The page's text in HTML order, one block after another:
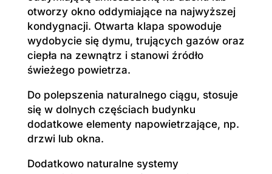
otworzy okno oddymiające na najwyższej
kondygnacji. Otwarta klapa spowoduje
wydobycie się dymu, trujących gazów oraz
ciepła na zewnątrz i stanowi źródło
świeżego powietrza.
Do polepszenia naturalnego ciągu, stosuje
się w dolnych częściach budynku
dodatkowe elementy napowietrzające, np.
drzwi lub okna.
Dodatkowo naturalne systemy